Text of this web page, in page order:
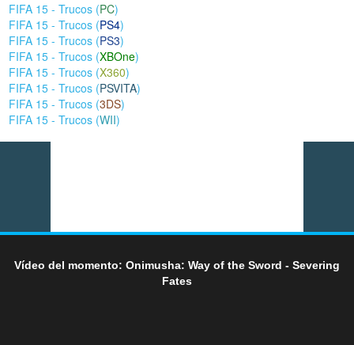
FIFA 15 - Trucos (PC)
FIFA 15 - Trucos (PS4)
FIFA 15 - Trucos (PS3)
FIFA 15 - Trucos (XBOne)
FIFA 15 - Trucos (X360)
FIFA 15 - Trucos (PSVITA)
FIFA 15 - Trucos (3DS)
FIFA 15 - Trucos (WII)
Vídeo del momento: Onimusha: Way of the Sword - Severing
Fates